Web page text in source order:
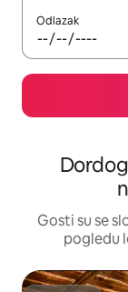
Odlazak
Gosti su se
pogledu